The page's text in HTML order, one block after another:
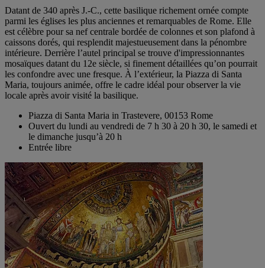
Datant de 340 après J.-C., cette basilique richement ornée compte
parmi les églises les plus anciennes et remarquables de Rome. Elle
est célèbre pour sa nef centrale bordée de colonnes et son plafond à
caissons dorés, qui resplendit majestueusement dans la pénombre
intérieure. Derrière l’autel principal se trouve d'impressionnantes
mosaïques datant du 12e siècle, si finement détaillées qu’on pourrait
les confondre avec une fresque. À l’extérieur, la Piazza di Santa
Maria, toujours animée, offre le cadre idéal pour observer la vie
locale après avoir visité la basilique.
Piazza di Santa Maria in Trastevere, 00153 Rome
Ouvert du lundi au vendredi de 7 h 30 à 20 h 30, le samedi et
le dimanche jusqu’à 20 h
Entrée libre